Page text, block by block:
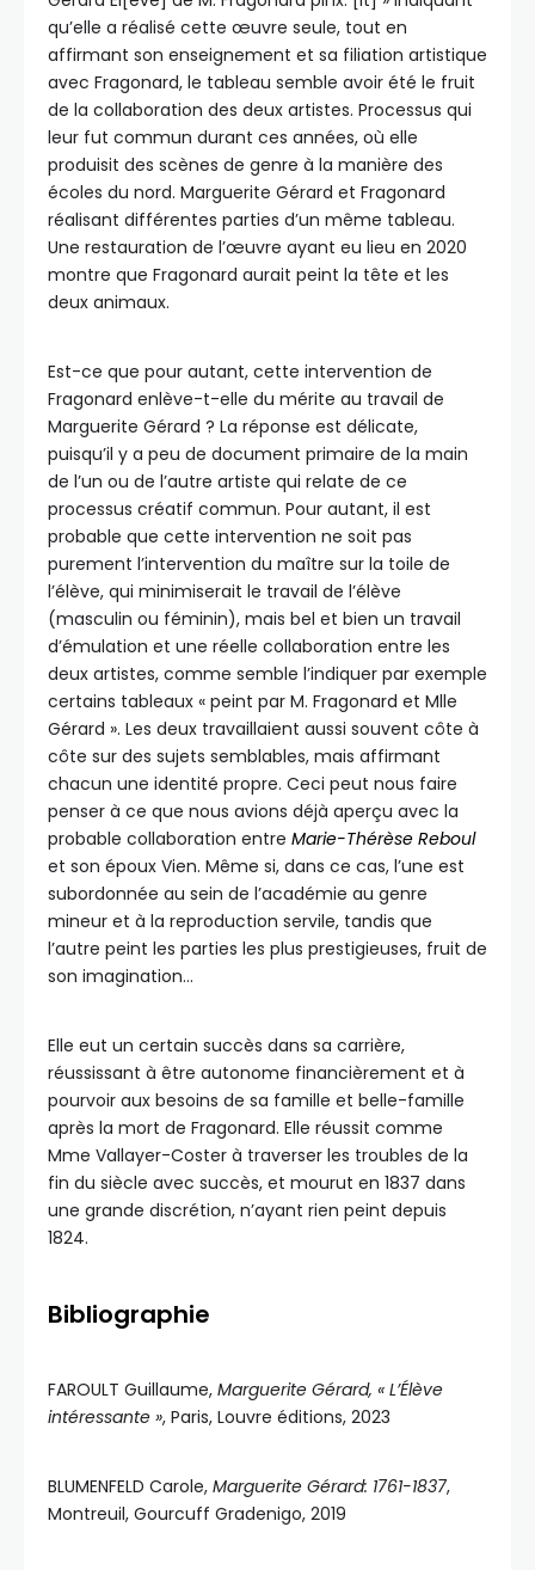
qu’elle a réalisé cette œuvre seule, tout en
affirmant son enseignement et sa filiation artistique
avec Fragonard, le tableau semble avoir été le fruit
de la collaboration des deux artistes. Processus qui
leur fut commun durant ces années, où elle
produisit des scènes de genre à la manière des
écoles du nord. Marguerite Gérard et Fragonard
réalisant différentes parties d’un même tableau.
Une restauration de l’œuvre ayant eu lieu en 2020
montre que Fragonard aurait peint la tête et les
deux animaux.
Est-ce que pour autant, cette intervention de
Fragonard enlève-t-elle du mérite au travail de
Marguerite Gérard ? La réponse est délicate,
puisqu’il y a peu de document primaire de la main
de l’un ou de l’autre artiste qui relate de ce
processus créatif commun. Pour autant, il est
probable que cette intervention ne soit pas
purement l’intervention du maître sur la toile de
l’élève, qui minimiserait le travail de l’élève
(masculin ou féminin), mais bel et bien un travail
d’émulation et une réelle collaboration entre les
deux artistes, comme semble l’indiquer par exemple
certains tableaux « peint par M. Fragonard et Mlle
Gérard ». Les deux travaillaient aussi souvent côte à
côte sur des sujets semblables, mais affirmant
chacun une identité propre. Ceci peut nous faire
penser à ce que nous avions déjà aperçu avec la
probable collaboration entre Marie-Thérèse Reboul
et son époux Vien. Même si, dans ce cas, l’une est
subordonnée au sein de l’académie au genre
mineur et à la reproduction servile, tandis que
l’autre peint les parties les plus prestigieuses, fruit de
son imagination…
Elle eut un certain succès dans sa carrière,
réussissant à être autonome financièrement et à
pourvoir aux besoins de sa famille et belle-famille
après la mort de Fragonard. Elle réussit comme
Mme Vallayer-Coster à traverser les troubles de la
fin du siècle avec succès, et mourut en 1837 dans
une grande discrétion, n’ayant rien peint depuis
1824.
Bibliographie
FAROULT Guillaume, Marguerite Gérard, « L’Élève
intéressante », Paris, Louvre éditions, 2023
BLUMENFELD Carole, Marguerite Gérard: 1761-1837,
Montreuil, Gourcuff Gradenigo, 2019